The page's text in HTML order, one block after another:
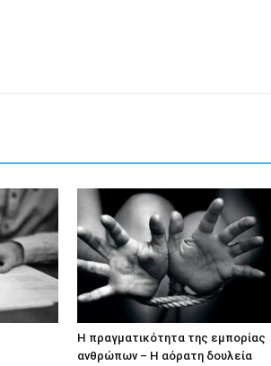
Η πραγματικότητα της εμπορίας
ανθρώπων – Η αόρατη δουλεία